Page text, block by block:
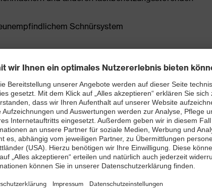
Schnürsystem
mit Feuchtigkeitstransportsystem und
+ A1:2024